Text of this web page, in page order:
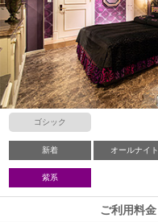
ゴシック
新着 オールナイト
紫系
ご利用料金